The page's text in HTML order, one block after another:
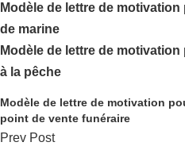
Modèle de lettre de
de marine
Modèle de lettre de
à la pêche
Modèle de lettre de motivation
point de vente funéraire
Prev Post